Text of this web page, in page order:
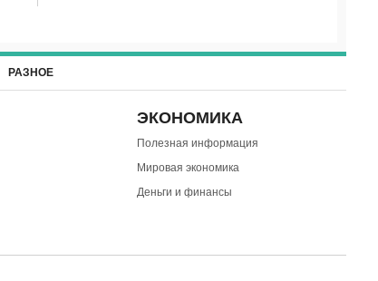
РАЗНОЕ
ЭКОНОМИКА
Полезная информация
Мировая экономика
Деньги и финансы